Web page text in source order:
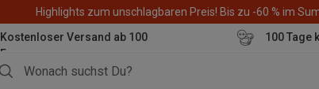
Highlights zum unschlagbaren Preis! Bis zu -60 % im
Kostenloser Versand ab 100
Euro
100 Tage